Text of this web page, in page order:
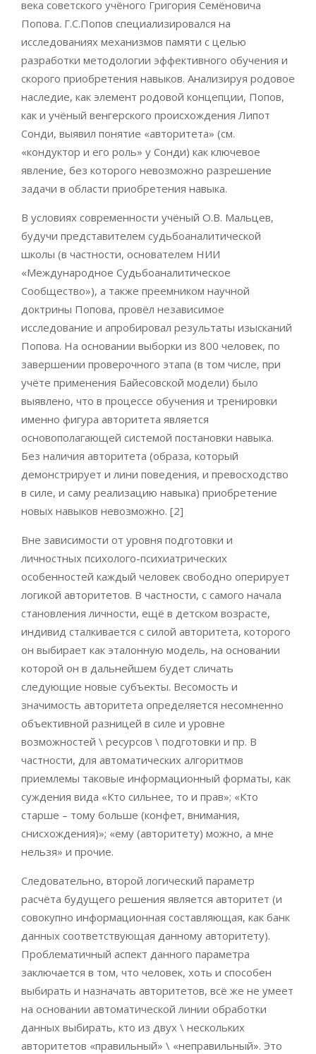
века советского учёного Григория Семёновича
Попова. Г.С.Попов специализировался на
исследованиях механизмов памяти с целью
разработки методологии эффективного обучения и
скорого приобретения навыков. Анализируя родовое
наследие, как элемент родовой концепции, Попов,
как и учёный венгерского происхождения Липот
Сонди, выявил понятие «авторитета» (см.
«кондуктор и его роль» у Сонди) как ключевое
явление, без которого невозможно разрешение
задачи в области приобретения навыка.
В условиях современности учёный О.В. Мальцев,
будучи представителем судьбоаналитической
школы (в частности, основателем НИИ
«Международное Судьбоаналитическое
Сообщество»), а также преемником научной
доктрины Попова, провёл независимое
исследование и апробировал результаты изысканий
Попова. На основании выборки из 800 человек, по
завершении проверочного этапа (в том числе, при
учёте применения Байесовской модели) было
выявлено, что в процессе обучения и тренировки
именно фигура авторитета является
основополагающей системой постановки навыка.
Без наличия авторитета (образа, который
демонстрирует и лини поведения, и превосходство
в силе, и саму реализацию навыка) приобретение
новых навыков невозможно. [2]
Вне зависимости от уровня подготовки и
личностных психолого-психиатрических
особенностей каждый человек свободно оперирует
логикой авторитетов. В частности, с самого начала
становления личности, ещё в детском возрасте,
индивид сталкивается с силой авторитета, которого
он выбирает как эталонную модель, на основании
которой он в дальнейшем будет сличать
следующие новые субъекты. Весомость и
значимость авторитета определяется несомненно
объективной разницей в силе и уровне
возможностей \ ресурсов \ подготовки и пр. В
частности, для автоматических алгоритмов
приемлемы таковые информационный форматы, как
суждения вида «Кто сильнее, то и прав»; «Кто
старше – тому больше (конфет, внимания,
снисхождения)»; «ему (авторитету) можно, а мне
нельзя» и прочие.
Следовательно, второй логический параметр
расчёта будущего решения является авторитет (и
совокупно информационная составляющая, как банк
данных соответствующая данному авторитету).
Проблематичный аспект данного параметра
заключается в том, что человек, хоть и способен
выбирать и назначать авторитетов, всё же не умеет
на основании автоматической линии обработки
данных выбирать, кто из двух \ нескольких
авторитетов «правильный» \ «неправильный». Это